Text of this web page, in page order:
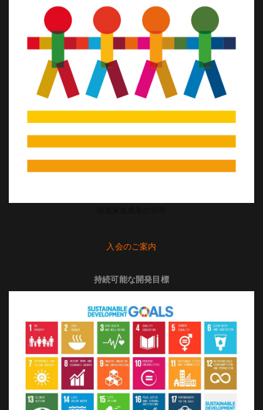
入会のご案内
持続可能な開発目標